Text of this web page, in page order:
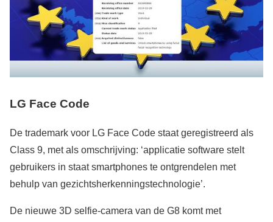
LG Face Code
De trademark voor LG Face Code staat geregistreerd als
Class 9, met als omschrijving: ‘applicatie software stelt
gebruikers in staat smartphones te ontgrendelen met
behulp van gezichtsherkenningstechnologie’.
De nieuwe 3D selfie-camera van de G8 komt met